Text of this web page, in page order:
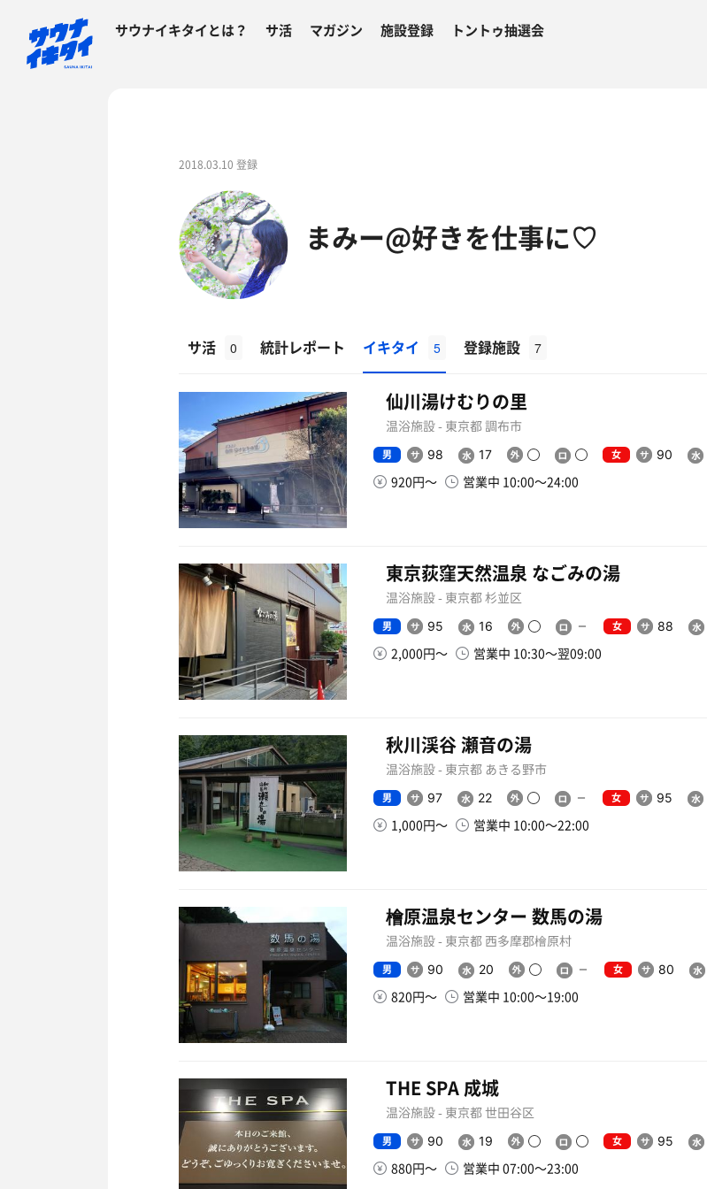
サウナイキタイとは？ サ活 マガジン 施設登録 トントゥ抽選会
2018.03.10 登録
まみー@好きを仕事に♡
サ活 0 統計レポート イキタイ 5 登録施設 7
仙川湯けむりの里
温浴施設 - 東京都 調布市
男 98 17 女 90
920円〜 営業中 10:00〜24:00
東京荻窪天然温泉 なごみの湯
温浴施設 - 東京都 杉並区
男 95 16 女 88
2,000円〜 営業中 10:30〜翌09:00
秋川渓谷 瀬音の湯
温浴施設 - 東京都 あきる野市
男 97 22 女 95
1,000円〜 営業中 10:00〜22:00
檜原温泉センター 数馬の湯
温浴施設 - 東京都 西多摩郡檜原村
男 90 20 女 80
820円〜 営業中 10:00〜19:00
THE SPA 成城
温浴施設 - 東京都 世田谷区
男 90 19 女 95
880円〜 営業中 07:00〜23:00